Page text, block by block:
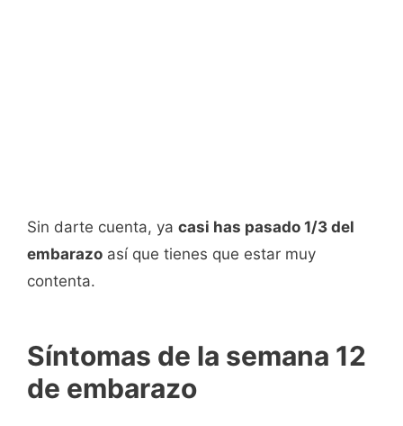
Sin darte cuenta, ya casi has pasado 1/3 del
embarazo así que tienes que estar muy
contenta.
Síntomas de la semana 12
de embarazo